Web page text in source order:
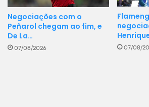
Negociações com o
Peñarol chegam ao fim, e
De La…
07/08/2026 07/08/